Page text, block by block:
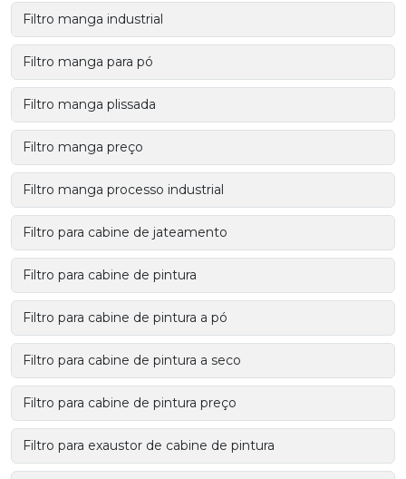
Filtro manga industrial
Filtro manga para pó
Filtro manga plissada
Filtro manga preço
Filtro manga processo industrial
Filtro para cabine de jateamento
Filtro para cabine de pintura
Filtro para cabine de pintura a pó
Filtro para cabine de pintura a seco
Filtro para cabine de pintura preço
Filtro para exaustor de cabine de pintura